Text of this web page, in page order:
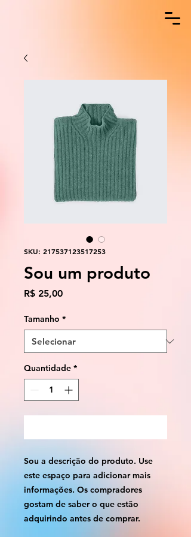
SKU: 217537123517253
Sou um produto
R$ 25,00Preço
Tamanho *
Quantidade *
Sou a descrição do produto. Use
este espaço para adicionar mais
informações. Os compradores
gostam de saber o que estão
adquirindo antes de comprar.